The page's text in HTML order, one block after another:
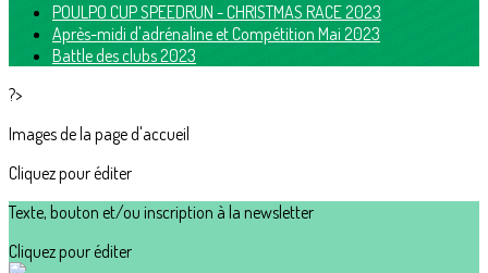
POULPO CUP SPEEDRUN - CHRISTMAS RACE 2023
Après-midi d'adrénaline et Compétition Mai 2023
Battle des clubs 2023
?>
Images de la page d'accueil
Cliquez pour éditer
Texte, bouton et/ou inscription à la newsletter
Cliquez pour éditer